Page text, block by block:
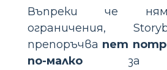
Въпреки че
ограничения,
препоръчва пет
по-малко за